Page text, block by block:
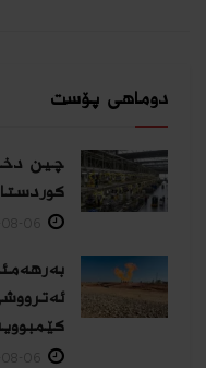
دوماهی پۆست
چین